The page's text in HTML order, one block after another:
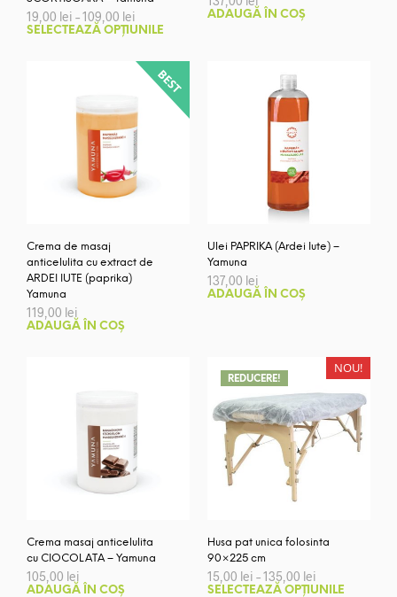
19,00 lei –109,00 lei
de
până
109,00 lei
SELECTEAZĂ OPȚIUNILE
are
variații.
produsului.
ADAUGĂ ÎN COȘ
Crema de masaj
anticelulita cu extract de
ARDEI IUTE (paprika)
Yamuna
119,00 lei
ADAUGĂ ÎN COȘ
Ulei PAPRIKA (Ardei Iute) –
Yamuna
137,00 lei
ADAUGĂ ÎN COȘ
Crema masaj anticelulita
cu CIOCOLATA – Yamuna
105,00 lei
ADAUGĂ ÎN COȘ
NOU!
REDUCERE!
Husa pat unica folosinta
90×225 cm
15,00 lei –135,00 lei
de
SELECTEAZĂ OPȚIUNILE